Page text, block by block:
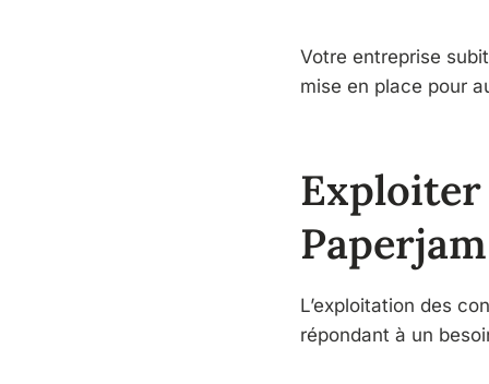
Votre entreprise
mise en place pour
Exploiter
Paperjam
L’exploitation des
répondant à un